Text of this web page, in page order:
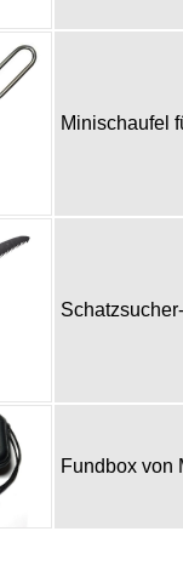
Minischaufel
Fundbox von